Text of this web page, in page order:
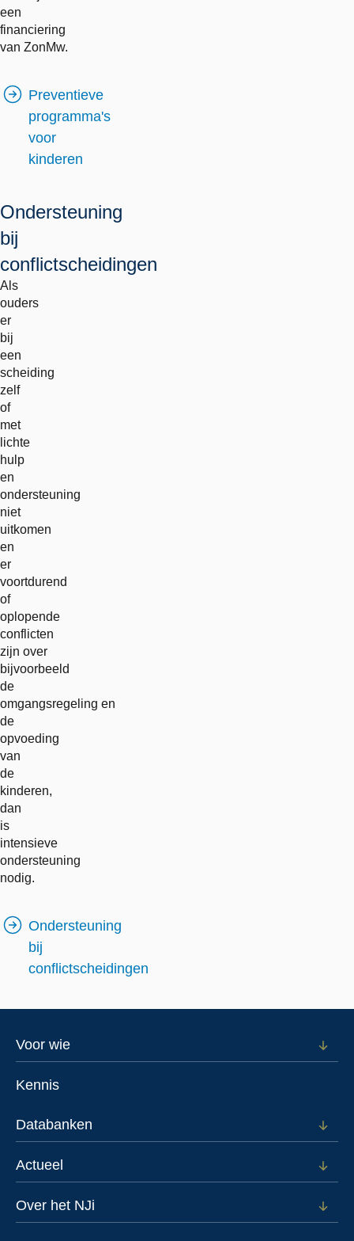
een
financiering
van ZonMw.
Preventieve
programma's
voor
kinderen
Ondersteuning
bij
conflictscheidingen
Als
ouders
er
bij
een
scheiding
zelf
of
met
lichte
hulp
en
ondersteuning
niet
uitkomen
en
er
voortdurend
of
oplopende
conflicten
zijn over
bijvoorbeeld
de
omgangsregeling en
de
opvoeding
van
de
kinderen,
dan
is
intensieve
ondersteuning
nodig.
Ondersteuning
bij
conflictscheidingen
Footer
Voor wie
Open
Kennis
Databanken
Open
voor
Actueel
Open
voor
Over het NJi
Open